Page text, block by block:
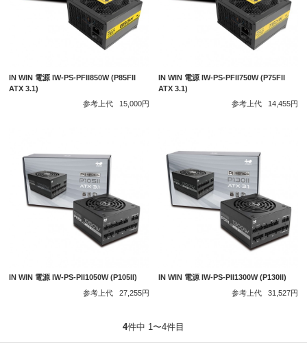
IN WIN 電源 IW-PS-PFII850W (P85FII
ATX 3.1)
参考上代
15,000円
IN WIN 電源 IW-PS-PFII750W (P75FII
ATX 3.1)
参考上代
14,455円
IN WIN 電源 IW-PS-PII1050W (P105II)
参考上代
27,255円
IN WIN 電源 IW-PS-PII1300W (P130II)
参考上代
31,527円
4件中 1〜4件目